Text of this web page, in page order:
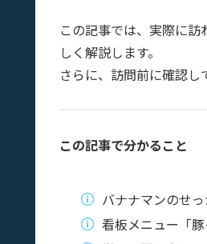
この記事では、実際に
しく解説します。
さらに、訪問前に確認し
この記事で分かること
バナナマンのせ
看板メニュー「